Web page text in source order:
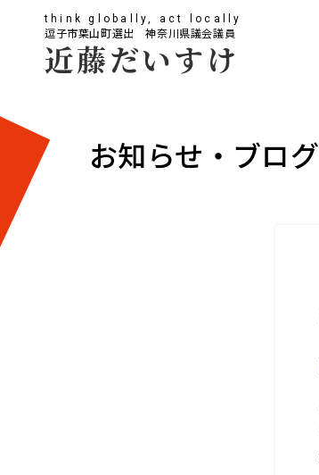
think globally, act locally
逗子市葉山町選出 神奈川県議会議員
近藤だいすけ
お知らせ・ブログ